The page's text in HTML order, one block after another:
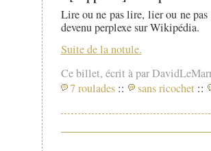
Lire ou ne pas lire, lier ou ne
devenu perplexe sur Wikipédia.
Suite de la notule.
Ce billet, écrit à par
7 roulades :: sans ricochet ::